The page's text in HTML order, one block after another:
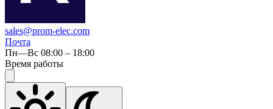
sales@prom-elec.com
Почта
Пн—Вс 08:00 – 18:00
Время работы